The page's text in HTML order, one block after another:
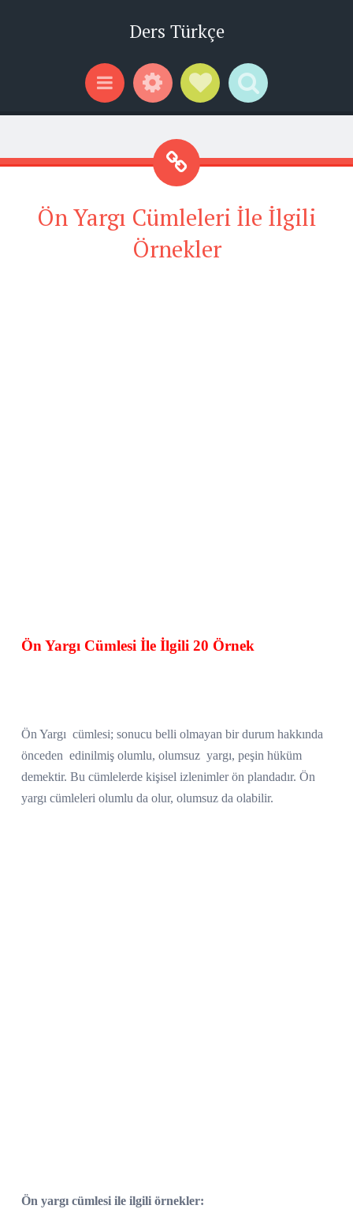
Ders Türkçe
Menu WidgetsSocial Links
Search
Ön Yargı Cümleleri İle İlgili
Örnekler
Ön Yargı Cümlesi İle İlgili 20 Örnek
Ön Yargı cümlesi; sonucu belli olmayan bir durum hakkında
önceden edinilmiş olumlu, olumsuz yargı, peşin hüküm
demektir. Bu cümlelerde kişisel izlenimler ön plandadır. Ön
yargı cümleleri olumlu da olur, olumsuz da olabilir.
Ön yargı cümlesi ile ilgili örnekler: